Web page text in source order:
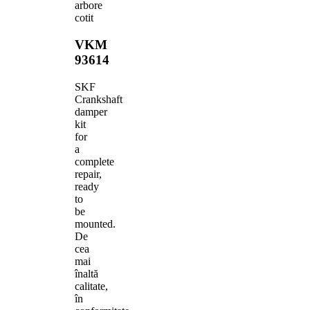
arbore
cotit
VKM
93614
SKF
Crankshaft
damper
kit
for
a
complete
repair,
ready
to
be
mounted.
De
cea
mai
înaltă
calitate,
în